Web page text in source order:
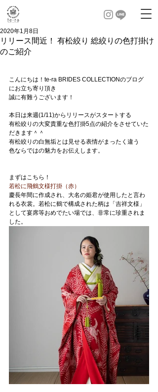
リリース間近！ 有松絞り 総絞りの色打掛け
のご紹介
2020年1月8日
こんにちは！te-ra BRIDES COLLECTIONのブログ
にお立ち寄り頂き
誠に有難うございます！
本日は来週(1/11)からリリースがスタートする
有松絞りの大変貴重な色打掛5点の紹介をさせていた
だきます＾＾
有松絞りの白無垢とは見せる表情がまったく違う
色ならではの魅力をお伝えします。
まずはこちら！
若松に飛鶴文様打掛（赤）
慶長年間に作成され、大名の姫君が使用したと言わ
れる衣裳。若松に鶴で構成された柄は「吉祥文様」
として宴席等おめでたい場では、非常に珍重されま
した。